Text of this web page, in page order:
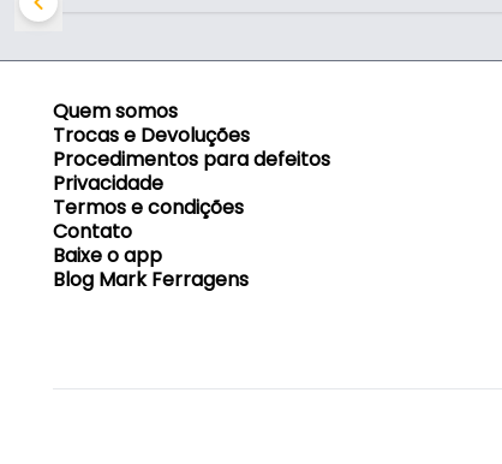
- Descarte e organização de resíduos
Quem somos
Trocas e Devoluções
Procedimentos para defeitos
Privacidade
Termos e condições
Contato
Baixe o app
Blog Mark Ferragens